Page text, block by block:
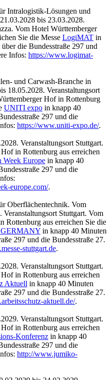
Intralogistik-Lösungen und
bis 23.03.2028.
Vom Hotel Württemberger
Sie die Messe LogiMAT in
die Bundesstraße 297 und
Infos: https://www.logimat-
und Carwash-Branche in
18.05.2028. Veranstaltungsort
Hof in Rottenburg
UNITI expo in knapp 40
297 und die
https://www.uniti-expo.de/.
Veranstaltungsort Stuttgart.
in Rottenburg aus erreichen
Week Europe in knapp 40
297 und die
europe.com/.
Oberflächentechnik. Vom
Stuttgart. Vom
Rottenburg aus erreichen Sie die
GERMANY in knapp 40 Minuten
297 und die Bundesstraße 27.
stuttgart.de.
Veranstaltungsort Stuttgart.
in Rottenburg aus erreichen
Aktuell in knapp 40 Minuten
297 und die Bundesstraße 27.
aktuell.de/.
Veranstaltungsort Stuttgart.
in Rottenburg aus erreichen
Konferenz in knapp 40
297 und die
http://www.jumiko-